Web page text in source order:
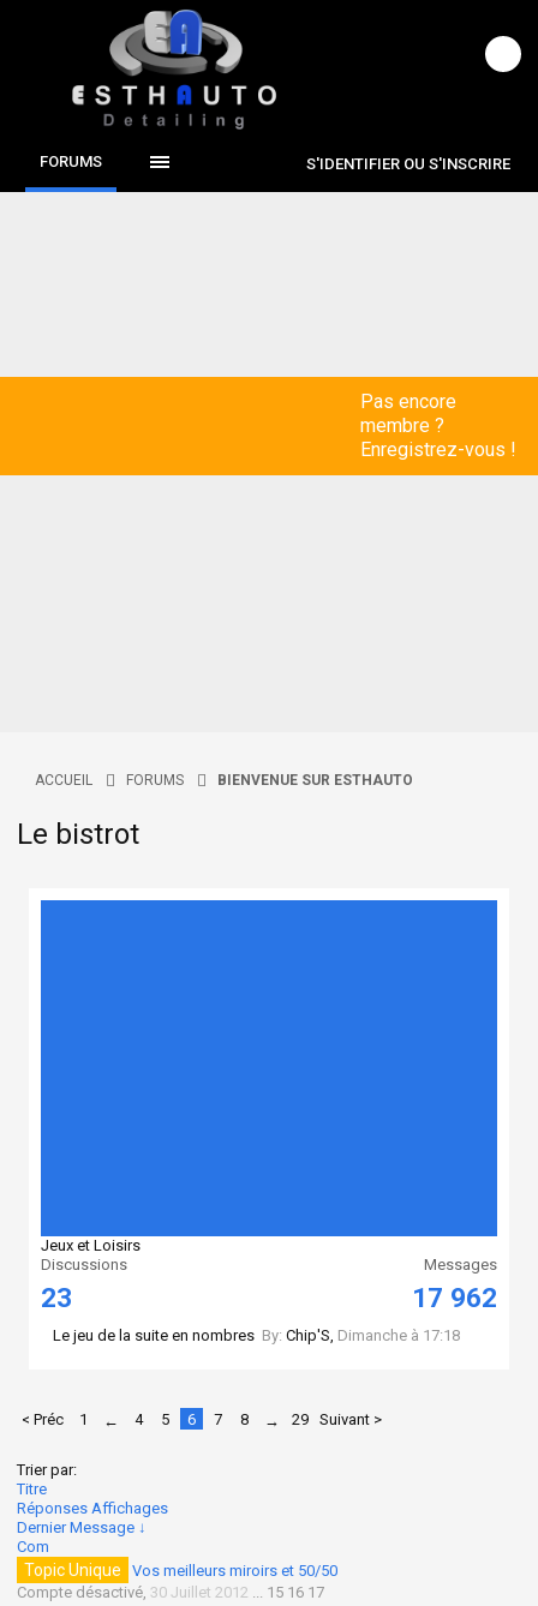
ACCUEIL FORUMS BIENVENUE SUR ESTHAUTO
Le bistrot
Jeux et Loisirs
Discussions
Messages
23 17 962
Le jeu de la suite en nombres By:Chip'S, Dimanche à 17:18
< Préc 1 ← 4 5 6 7 8 → 29 Suivant >
Trier par:
Titre
Réponses Affichages
Dernier Message ↓
Com
Topic Unique
Vos meilleurs miroirs et 50/50
Compte désactivé, 30 Juillet 2012 ... 15 16 17
FORUMS S'IDENTIFIER OU S'INSCRIRE
membre ?
Enregistrez-vous !